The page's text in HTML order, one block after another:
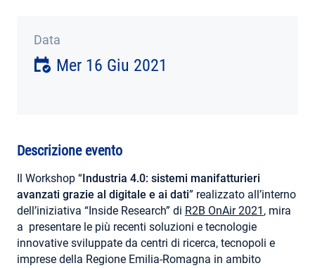
CONTATTI
Data
Mer 16 Giu 2021
Descrizione evento
Il Workshop “Industria 4.0: sistemi manifatturieri
avanzati grazie al digitale e ai dati” realizzato all’interno
dell’iniziativa “Inside Research” di R2B OnAir 2021 , mira
a presentare le più recenti soluzioni e tecnologie
innovative sviluppate da centri di ricerca, tecnopoli e
imprese della Regione Emilia-Romagna in ambito